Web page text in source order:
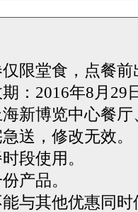
限堂食，点餐
：2016年8月29
海新博览中心餐
送，修改无效。
段使用。
产品。
与其他优惠同时